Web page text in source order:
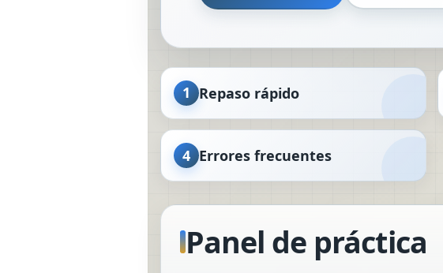
1 Repaso rápido
4 Errores frecuentes
Panel de práctica